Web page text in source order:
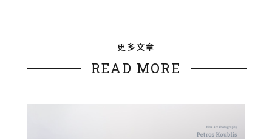
更多文章
READ MORE